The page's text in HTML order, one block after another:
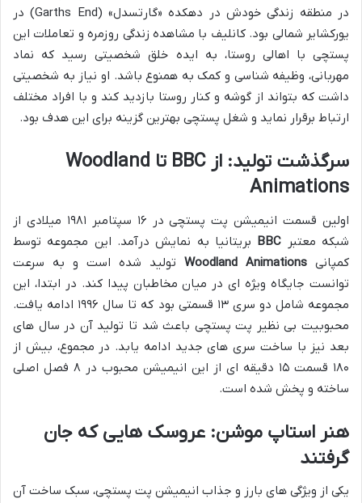
در منطقه زندگی خودش در دهکده «گارتسدل» (Garths End) در
یورکشایر شمالی بود. کانلیف با مشاهده زندگی روزمره و تعاملات این
پستچی با اهالی روستا، به ایده خلق شخصیتی رسید که نماد
مهربانی، وظیفه شناسی و کمک به همنوع باشد. او نیاز به شخصیتی
داشت که بتواند از گوشه و کنار روستا بازدید کند و با افراد مختلف
ارتباط برقرار نماید و شغل پستچی بهترین گزینه برای این هدف بود.
سرگذشت تولید: از BBC تا Woodland
Animations
اولین قسمت انیمیشن پت پستچی در ۱۶ سپتامبر ۱۹۸۱ میلادی از
شبکه معتبر BBC بریتانیا به نمایش درآمد. این مجموعه توسط
کمپانی Woodland Animations تولید شده است و به سرعت
توانست جایگاه ویژه ای در میان مخاطبان پیدا کند. در ابتدا، این
مجموعه شامل دو سری ۱۳ قسمتی بود که تا سال ۱۹۹۶ ادامه یافت.
محبوبیت بی نظیر پت پستچی باعث شد تا تولید آن در سال های
بعد نیز با ساخت سری های جدید ادامه یابد. در مجموع، بیش از
۱۸۰ قسمت ۱۵ دقیقه ای از این انیمیشن محبوب در ۸ فصل اصلی
ساخته و پخش شده است.
هنر استاپ موشن: عروسک هایی که جان
گرفتند
یکی از ویژگی های بارز و جذاب انیمیشن پت پستچی، سبک ساخت آن